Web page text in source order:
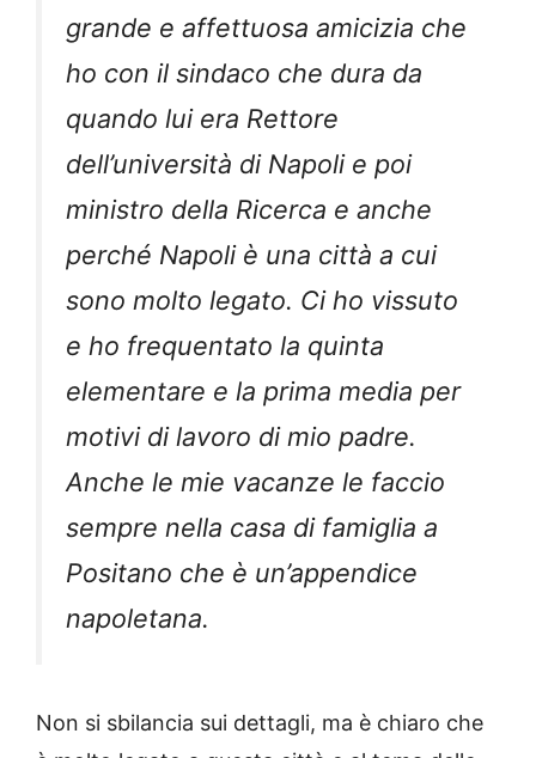
grande e affettuosa amicizia che
ho con il sindaco che dura da
quando lui era Rettore
dell’università di Napoli e poi
ministro della Ricerca e anche
perché Napoli è una città a cui
sono molto legato. Ci ho vissuto
e ho frequentato la quinta
elementare e la prima media per
motivi di lavoro di mio padre.
Anche le mie vacanze le faccio
sempre nella casa di famiglia a
Positano che è un’appendice
napoletana.
Non si sbilancia sui dettagli, ma è chiaro che